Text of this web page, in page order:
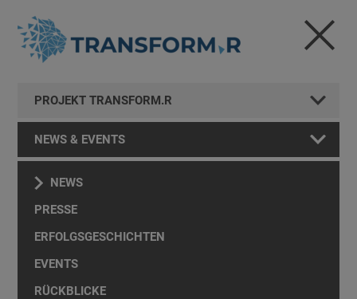
PROJEKT TRANSFORM.R
NEWS & EVENTS
NEWS
PRESSE
ERFOLGSGESCHICHTEN
EVENTS
RÜCKBLICKE